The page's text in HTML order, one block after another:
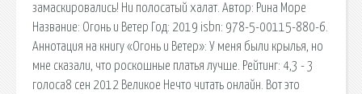
замаскировались! Ни полосатый халат. Автор: Рина Море
Название: Огонь и Ветер Год: 2019 isbn: 978-5-00115-880-6.
Аннотация на книгу «Огонь и Ветер»: У меня были крылья, но
мне сказали, что роскошные платья лучше. Рейтинг: 4,3 - 3
голоса8 сен 2012 Великое Нечто читать онлайн. Вот это